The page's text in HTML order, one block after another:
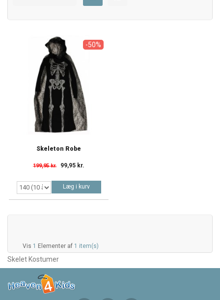
-50%
Skeleton Robe
199,95 kr. 99,95 kr.
Læg i kurv
Vis 1 Elementer af 1 item(s)
Skelet Kostumer